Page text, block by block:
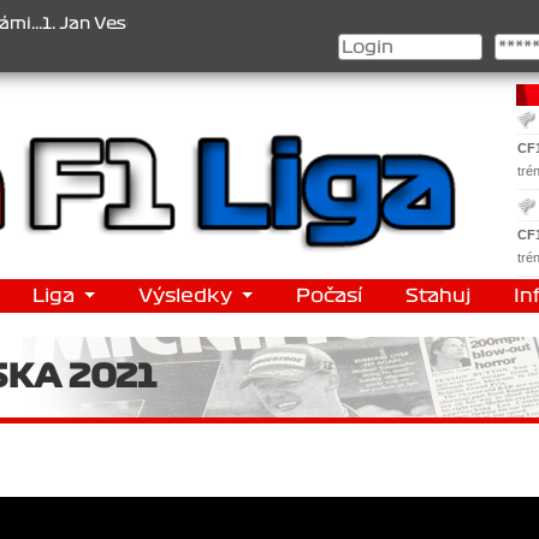
Jan Veselý , 2. Jan Nováček , 3. Jakub Chmelík , Pohár
Liga Výsledky Počasí Stahuj
2021